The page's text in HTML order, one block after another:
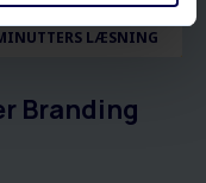
LÆSNING
Branding